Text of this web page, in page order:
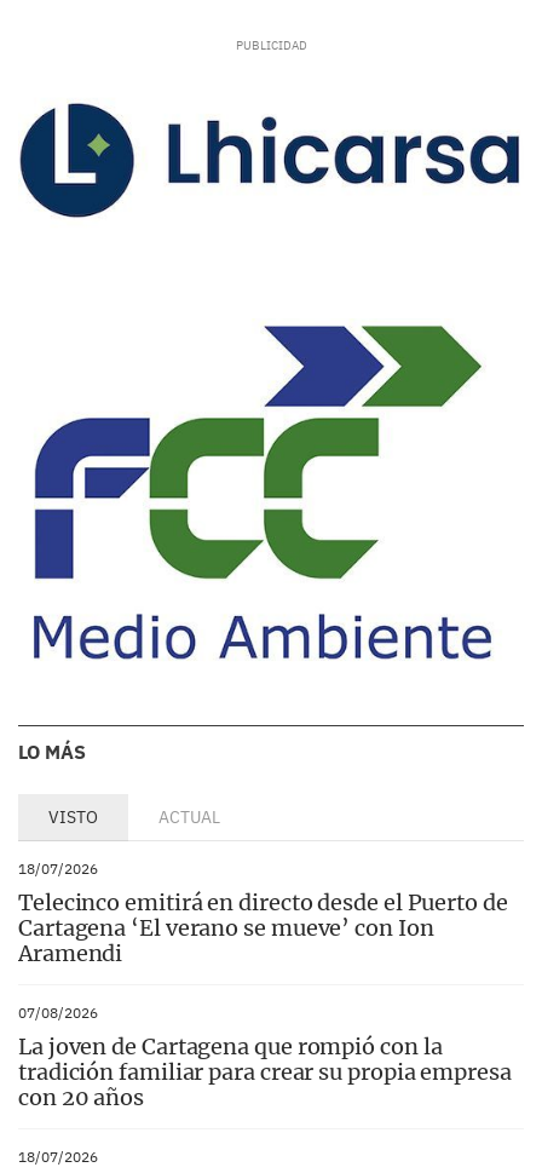
LO MÁS
VISTO ACTUAL
18/07/2026
Telecinco emitirá en directo desde el Puerto de
Cartagena ‘El verano se mueve’ con Ion
Aramendi
07/08/2026
La joven de Cartagena que rompió con la
tradición familiar para crear su propia empresa
con 20 años
18/07/2026